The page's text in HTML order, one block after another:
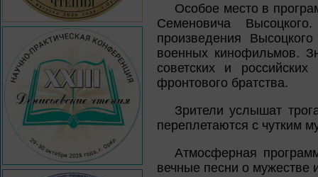
Особое место в
Семеновича
произведения
военных кинофильмов.
советских и
фронтового братства.
Зрители услышат
переплетаются с чутким
Атмосферная
вечные песни о мужестве